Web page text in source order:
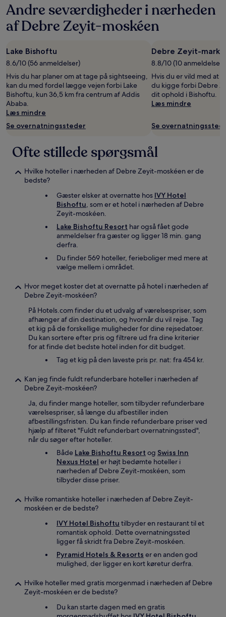
Andre seværdigheder i nærheden
af Debre Zeyit-moskéen
Lake Bishoftu
8.6/10 (56 anmeldelser)
Hvis du har planer om at tage på sightseeing,
kan du med fordel lægge vejen forbi Lake
Bishoftu, kun 36,5 km fra centrum af Addis
Ababa.
Læs mindre
Se overnatningssteder
Debre Zeyit-
8.8/10 (10 anmeldelser)
Hvis du er vild med at
du kigge forbi Debre
dit ophold i Bishoftu.
Læs mindre
Se
Ofte stillede spørgsmål
Hvilke hoteller i nærheden af Debre Zeyit-moskéen er de
bedste?
Gæster elsker at overnatte hos IVY Hotel
Bishoftu, som er et hotel i nærheden af Debre
Zeyit-moskéen.
Lake Bishoftu Resort har også fået gode
anmeldelser fra gæster og ligger 18 min. gang
derfra.
Du finder 569 hoteller, ferieboliger med mere at
vælge mellem i området.
Hvor meget koster det at overnatte på hotel i nærheden af
Debre Zeyit-moskéen?
På Hotels.com finder du et udvalg af værelsespriser, som
afhænger af din destination, og hvornår du vil rejse. Tag
et kig på de forskellige muligheder for dine rejsedatoer.
Du kan sortere efter pris og filtrere ud fra dine kriterier
for at finde det bedste hotel inden for dit budget.
Tag et kig på den laveste pris pr. nat: fra 454 kr.
Kan jeg finde fuldt refunderbare hoteller i nærheden af
Debre Zeyit-moskéen?
Ja, du finder mange hoteller, som tilbyder refunderbare
værelsespriser, så længe du afbestiller inden
afbestillingsfristen. Du kan finde refunderbare priser ved
hjælp af filteret "Fuldt refunderbart overnatningssted",
når du søger efter hoteller.
Både Lake Bishoftu Resort og Swiss Inn
Nexus Hotel er højt bedømte hoteller i
nærheden af Debre Zeyit-moskéen, som
tilbyder disse priser.
Hvilke romantiske hoteller i nærheden af Debre Zeyit-
moskéen er de bedste?
IVY Hotel Bishoftu tilbyder en restaurant til et
romantisk ophold. Dette overnatningssted
ligger få skridt fra Debre Zeyit-moskéen.
Pyramid Hotels & Resorts er en anden god
mulighed, der ligger en kort køretur derfra.
Hvilke hoteller med gratis morgenmad i nærheden af Debre
Zeyit-moskéen er de bedste?
Du kan starte dagen med en gratis